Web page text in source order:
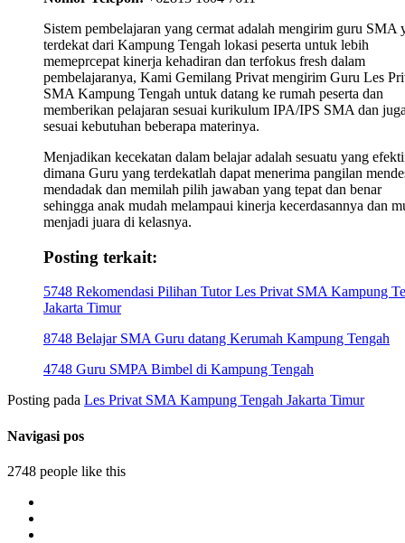
Sistem pembelajaran yang cermat adalah mengirim guru SMA
terdekat dari Kampung Tengah lokasi peserta untuk lebih
memeprcepat kinerja kehadiran dan terfokus fresh dalam
pembelajaranya, Kami Gemilang Privat mengirim Guru Les
SMA Kampung Tengah untuk datang ke rumah peserta dan
memberikan pelajaran sesuai kurikulum IPA/IPS SMA dan
sesuai kebutuhan beberapa materinya.
Menjadikan kecekatan dalam belajar adalah sesuatu yang
dimana Guru yang terdekatlah dapat menerima pangilan
mendadak dan memilah pilih jawaban yang tepat dan benar
sehingga anak mudah melampaui kinerja kecerdasannya dan
menjadi juara di kelasnya.
Posting terkait:
5748 Rekomendasi Pilihan Tutor Les Privat SMA Kampung
Jakarta Timur
8748 Belajar SMA Guru datang Kerumah Kampung Tengah
4748 Guru SMPA Bimbel di Kampung Tengah
Posting pada Les Privat SMA Kampung Tengah Jakarta Timur
Navigasi pos
2748 people like this